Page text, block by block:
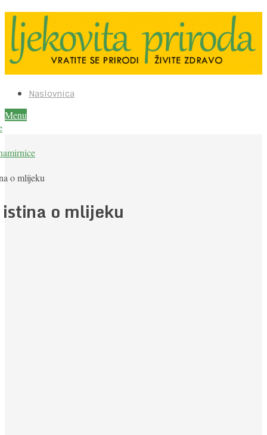
Naslovnica
Menu
o mlijeku
o mlijeku